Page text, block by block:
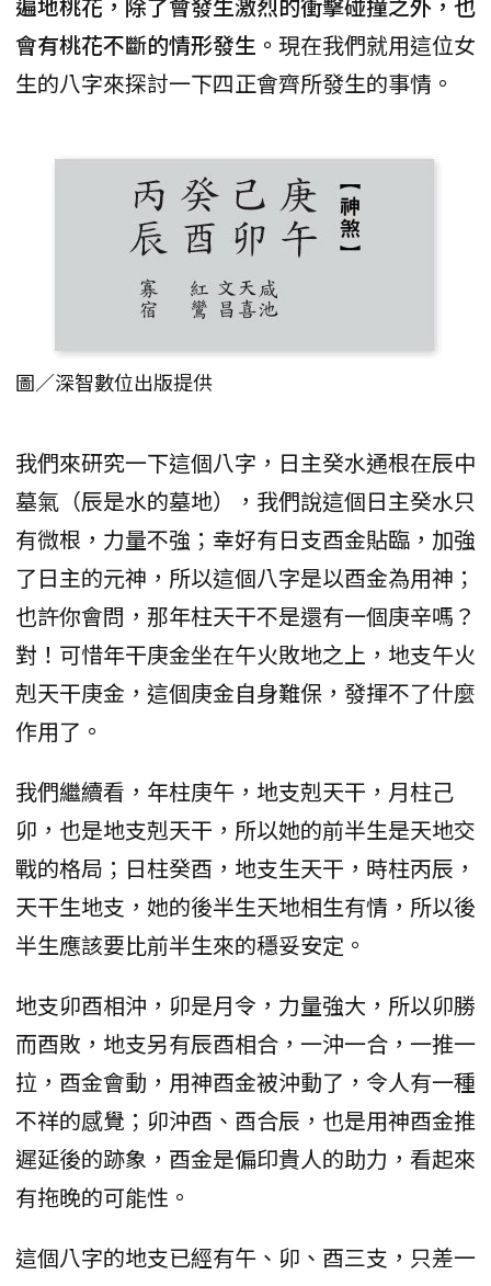
會有桃花不斷的情形發生。 現在我們就用這位女
生的八字來探討一下四正會齊所發生的事情。
圖／深智數位出版提供
我們來研究一下這個八字，日主癸水通根在辰中
墓氣（辰是水的墓地），我們說這個日主癸水只
有微根，力量不強；幸好有日支酉金貼臨，加強
了日主的元神，所以這個八字是以酉金為用神；
也許你會問，那年柱天干不是還有一個庚辛嗎？
對！可惜年干庚金坐在午火敗地之上，地支午火
剋天干庚金，這個庚金自身難保，發揮不了什麼
作用了。
我們繼續看，年柱庚午，地支剋天干，月柱己
卯，也是地支剋天干，所以她的前半生是天地交
戰的格局；日柱癸酉，地支生天干，時柱丙辰，
天干生地支，她的後半生天地相生有情，所以後
半生應該要比前半生來的穩妥安定。
地支卯酉相沖，卯是月令，力量強大，所以卯勝
而酉敗，地支另有辰酉相合，一沖一合，一推一
拉，酉金會動，用神酉金被沖動了，令人有一種
不祥的感覺；卯沖酉、酉合辰，也是用神酉金推
遲延後的跡象，酉金是偏印貴人的助力，看起來
有拖晚的可能性。
這個八字的地支已經有午、卯、酉三支，只差一